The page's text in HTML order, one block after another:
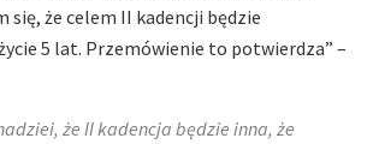
się, że celem II kadencji będzie
5 lat. Przemówienie to potwierdza” –
że II kadencja będzie inna, że